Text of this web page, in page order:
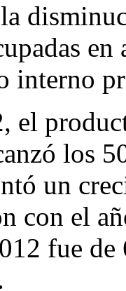
interno
el
los
un
con el
fue